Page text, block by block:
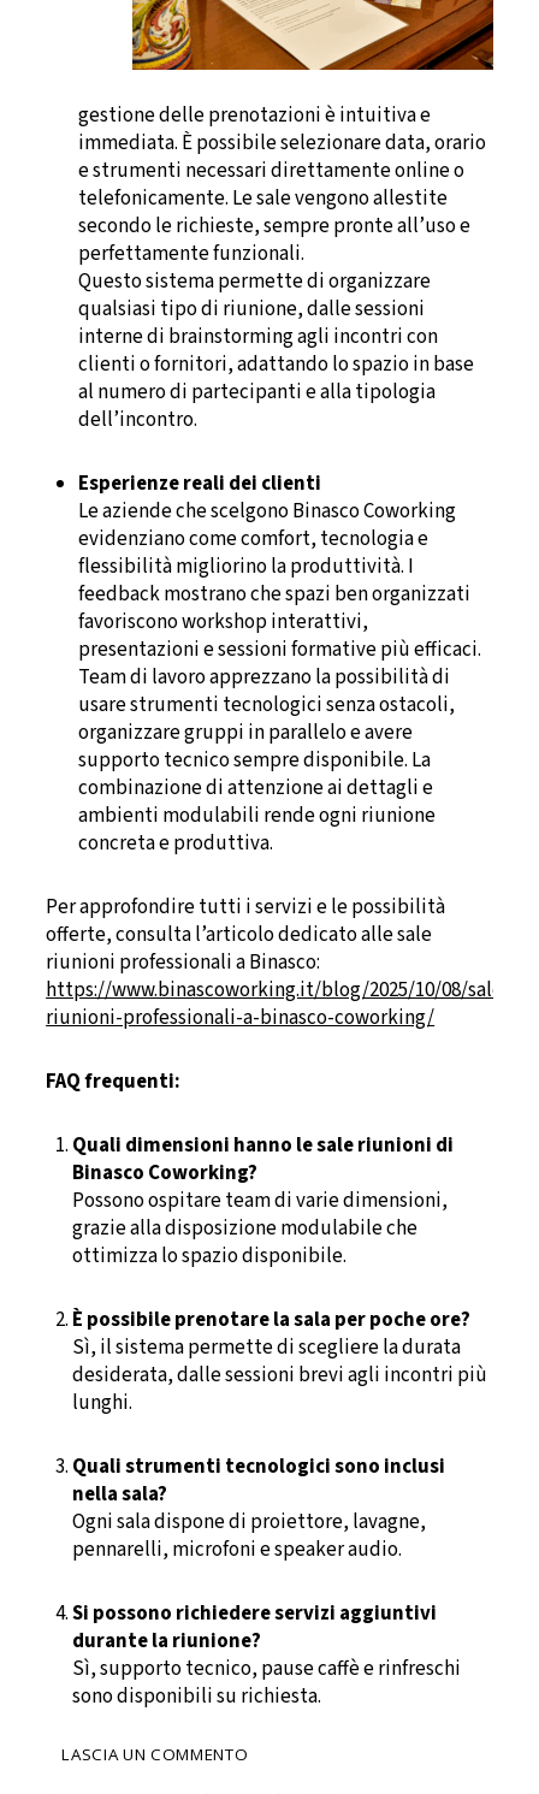
gestione delle prenotazioni è intuitiva e
immediata. È possibile selezionare data, orario
e strumenti necessari direttamente online o
telefonicamente. Le sale vengono allestite
secondo le richieste, sempre pronte all’uso e
perfettamente funzionali.
Questo sistema permette di organizzare
qualsiasi tipo di riunione, dalle sessioni
interne di brainstorming agli incontri con
clienti o fornitori, adattando lo spazio in base
al numero di partecipanti e alla tipologia
dell’incontro.
Esperienze reali dei clienti
Le aziende che scelgono Binasco Coworking
evidenziano come comfort, tecnologia e
flessibilità migliorino la produttività. I
feedback mostrano che spazi ben organizzati
favoriscono workshop interattivi,
presentazioni e sessioni formative più efficaci.
Team di lavoro apprezzano la possibilità di
usare strumenti tecnologici senza ostacoli,
organizzare gruppi in parallelo e avere
supporto tecnico sempre disponibile. La
combinazione di attenzione ai dettagli e
ambienti modulabili rende ogni riunione
concreta e produttiva.
Per approfondire tutti i servizi e le possibilità
offerte, consulta l’articolo dedicato alle sale
riunioni professionali a Binasco:
https://www.binascoworking.it/blog/2025/10/08/sale-
riunioni-professionali-a-binasco-coworking/
FAQ frequenti:
Quali dimensioni hanno le sale riunioni di
Binasco Coworking?
Possono ospitare team di varie dimensioni,
grazie alla disposizione modulabile che
ottimizza lo spazio disponibile.
È possibile prenotare la sala per poche ore?
Sì, il sistema permette di scegliere la durata
desiderata, dalle sessioni brevi agli incontri più
lunghi.
Quali strumenti tecnologici sono inclusi
nella sala?
Ogni sala dispone di proiettore, lavagne,
pennarelli, microfoni e speaker audio.
Si possono richiedere servizi aggiuntivi
durante la riunione?
Sì, supporto tecnico, pause caffè e rinfreschi
sono disponibili su richiesta.
LASCIA UN COMMENTO